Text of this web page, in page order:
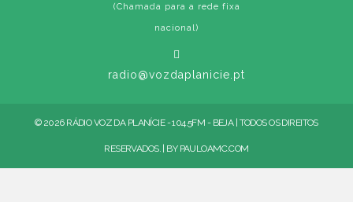
(Chamada para a rede fixa
nacional)
radio@vozdaplanicie.pt
© 2026 RÁDIO VOZ DA PLANÍCIE - 104.5FM - BEJA | TODOS OS DIREITOS
RESERVADOS. | BY PAULOAMC.COM